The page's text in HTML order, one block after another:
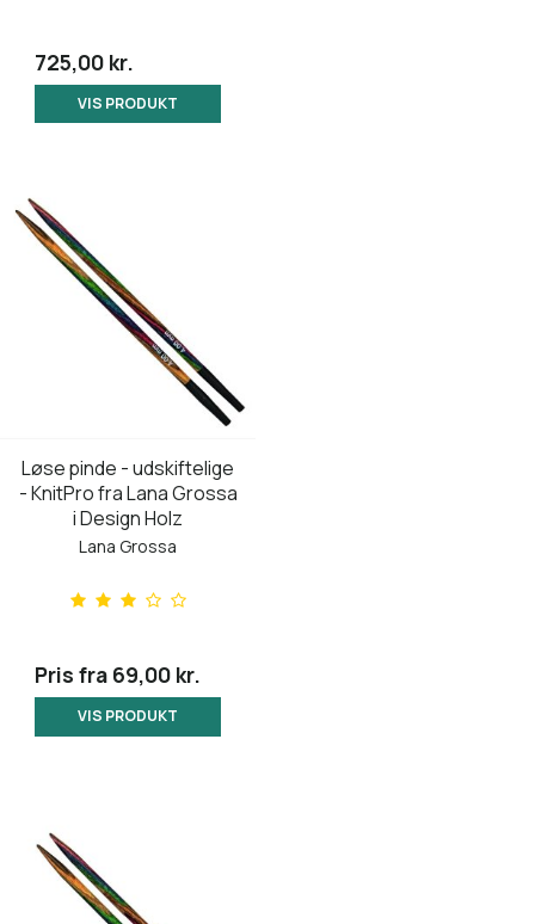
725,00 kr.
VIS PRODUKT
Løse pinde - udskiftelige
- KnitPro fra Lana Grossa
i Design Holz
Lana Grossa
Pris fra 69,00 kr.
VIS PRODUKT